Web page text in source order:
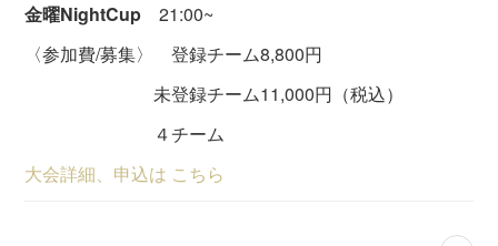
金曜NightCup 21:00~
〈参加費/募集〉 登録チーム8,800円
未登録チーム11,000円（税込）
４チーム
大会詳細、申込は こちら